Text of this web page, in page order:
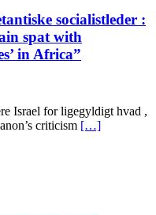
socialistleder :
spat with
in Africa”
Israel for ligegyldigt hvad ,
criticism […]